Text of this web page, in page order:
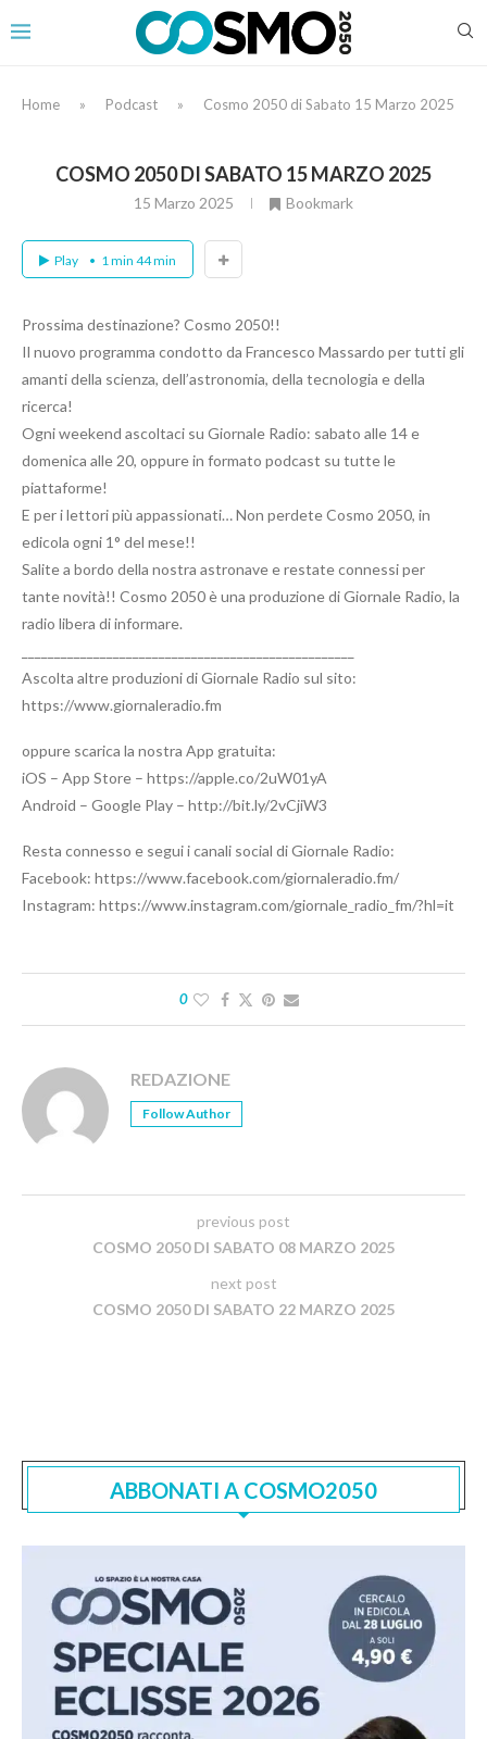
Home » Podcast » Cosmo 2050 di Sabato 15 Marzo 2025
COSMO 2050 DI SABATO 15 MARZO 2025
15 Marzo 2025 Bookmark
Play 1 min 44 min
Prossima destinazione? Cosmo 2050!!
Il nuovo programma condotto da Francesco Massardo per tutti gli
amanti della scienza, dell’astronomia, della tecnologia e della
ricerca!
Ogni weekend ascoltaci su Giornale Radio: sabato alle 14 e
domenica alle 20, oppure in formato podcast su tutte le
piattaforme!
E per i lettori più appassionati… Non perdete Cosmo 2050, in
edicola ogni 1° del mese!!
Salite a bordo della nostra astronave e restate connessi per
tante novità!! Cosmo 2050 è una produzione di Giornale Radio, la
radio libera di informare.
Ascolta altre produzioni di Giornale Radio sul sito:
https://www.giornaleradio.fm
oppure scarica la nostra App gratuita:
iOS – App Store – https://apple.co/2uW01yA
Android – Google Play – http://bit.ly/2vCjiW3
Resta connesso e segui i canali social di Giornale Radio:
Facebook: https://www.facebook.com/giornaleradio.fm/
Instagram: https://www.instagram.com/giornale_radio_fm/?hl=it
0
REDAZIONE
Follow Author
previous post
COSMO 2050 DI SABATO 08 MARZO 2025
next post
COSMO 2050 DI SABATO 22 MARZO 2025
ABBONATI A COSMO2050